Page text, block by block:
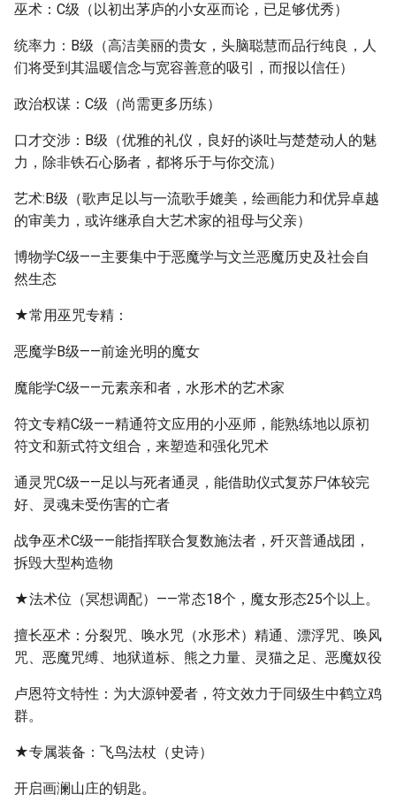
巫术：C级（以初出茅庐的小女巫而论，已足够优秀）
统率力：B级（高洁美丽的贵女，头脑聪慧而品行纯良，人
们将受到其温暖信念与宽容善意的吸引，而报以信任）
政治权谋：C级（尚需更多历练）
口才交涉：B级（优雅的礼仪，良好的谈吐与楚楚动人的魅
力，除非铁石心肠者，都将乐于与你交流）
艺术:B级（歌声足以与一流歌手媲美，绘画能力和优异卓越
的审美力，或许继承自大艺术家的祖母与父亲）
博物学C级——主要集中于恶魔学与文兰恶魔历史及社会自
然生态
★常用巫咒专精：
恶魔学B级——前途光明的魔女
魔能学C级——元素亲和者，水形术的艺术家
符文专精C级——精通符文应用的小巫师，能熟练地以原初
符文和新式符文组合，来塑造和强化咒术
通灵咒C级——足以与死者通灵，能借助仪式复苏尸体较完
好、灵魂未受伤害的亡者
战争巫术C级——能指挥联合复数施法者，歼灭普通战团，
拆毁大型构造物
★法术位（冥想调配）——常态18个，魔女形态25个以上。
擅长巫术：分裂咒、唤水咒（水形术）精通、漂浮咒、唤风
咒、恶魔咒缚、地狱道标、熊之力量、灵猫之足、恶魔奴役
卢恩符文特性：为大源钟爱者，符文效力于同级生中鹤立鸡
群。
★专属装备：飞鸟法杖（史诗）
开启画澜山庄的钥匙。